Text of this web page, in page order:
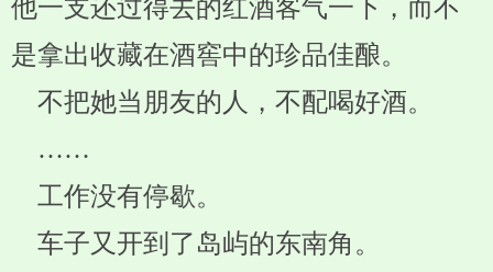
他一支还过得去的红酒客气一下，而不
是拿出收藏在酒窖中的珍品佳酿。
不把她当朋友的人，不配喝好酒。
……
工作没有停歇。
车子又开到了岛屿的东南角。